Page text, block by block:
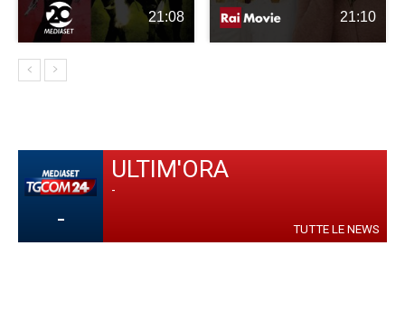
21:08 21:10
-
ULTIM'ORA
-
TUTTE LE NEWS